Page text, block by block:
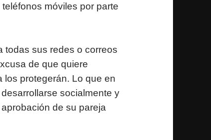
móviles por parte
todas sus redes o correos
de que quiere
los protegerán. Lo que en
socialmente y
de su pareja